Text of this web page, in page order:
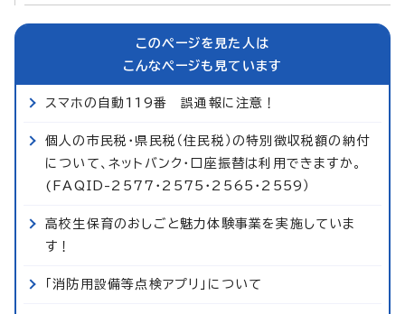
このページを見た人は
こんなページも見ています
スマホの自動119番 誤通報に注意！
個人の市民税・県民税（住民税）の特別徴収税額の納付
について、ネットバンク・口座振替は利用できますか。
(FAQID-2577・2575・2565・2559）
高校生保育のおしごと魅力体験事業を実施していま
す！
「消防用設備等点検アプリ」について